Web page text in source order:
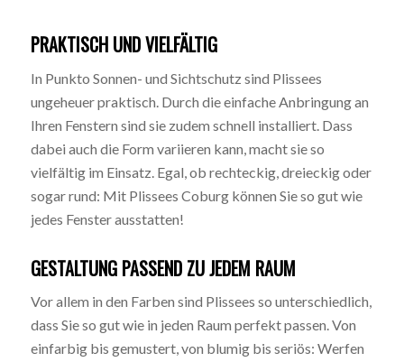
PRAKTISCH UND VIELFÄLTIG
In Punkto Sonnen- und Sichtschutz sind Plissees
ungeheuer praktisch. Durch die einfache Anbringung an
Ihren Fenstern sind sie zudem schnell installiert. Dass
dabei auch die Form variieren kann, macht sie so
vielfältig im Einsatz. Egal, ob rechteckig, dreieckig oder
sogar rund: Mit Plissees Coburg können Sie so gut wie
jedes Fenster ausstatten!
GESTALTUNG PASSEND ZU JEDEM RAUM
Vor allem in den Farben sind Plissees so unterschiedlich,
dass Sie so gut wie in jeden Raum perfekt passen. Von
einfarbig bis gemustert, von blumig bis seriös: Werfen